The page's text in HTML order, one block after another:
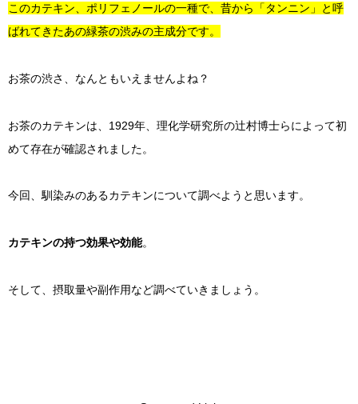
このカテキン、ポリフェノールの一種で、昔から「タンニン」と呼
ばれてきたあの緑茶の渋みの主成分です。
お茶の渋さ、なんともいえませんよね？
お茶のカテキンは、1929年、理化学研究所の辻村博士らによって初
めて存在が確認されました。
今回、馴染みのあるカテキンについて調べようと思います。
カテキンの持つ効果や効能。
そして、摂取量や副作用など調べていきましょう。